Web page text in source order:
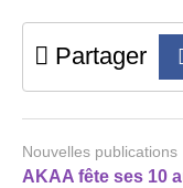
Partager
Nouvelles publications
AKAA fête ses 10